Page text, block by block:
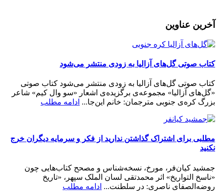
آخرین عناوین
کتاب صوتی گل‌های آزالیا به زودی منتشر می‌شود
کتاب صوتی گل‌های آزالیا به زودی منتشر می‌شود کتاب صوتی
«گل‌های آزالیا» مجموعه‌ی برگزیده‌ی اشعار «سو وال کیم» شاعر
بزرگ کره‌ی جنوبی مترجمان: خانم این‌جا... ادامه مطلب
مطلبی برای اشتراک گذاشتن ندارید از فکر و سرمایه دیگران خرج
نکنید
جمشید کیان‌فر، مورخ، نسخه‌شناس و مصحح کتاب‌هایی چون
«ناسخ التواریخ» اثر محمدتقی لسان الملک سپهر، «تاریخ
روضه‌الصفای ناصری: در سلطنت... ادامه مطلب